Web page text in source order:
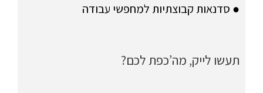
● סדנאות קבוצתיות למחפשי עבודה
תעשו לייק, מה’כפת לכם?